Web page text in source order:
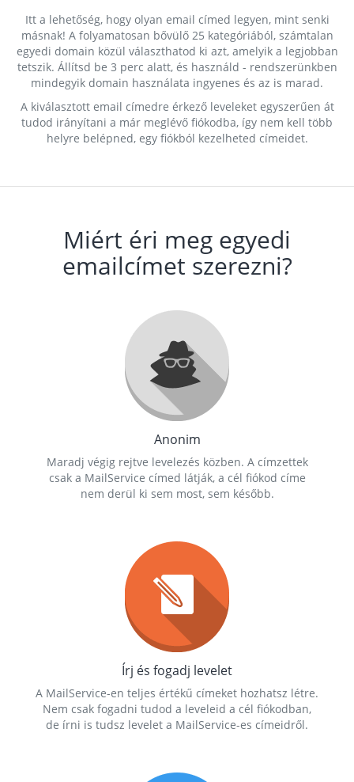
Itt a lehetőség, hogy olyan email címed legyen, mint senki
másnak! A folyamatosan bővülő 25 kategóriából, számtalan
egyedi domain közül választhatod ki azt, amelyik a legjobban
tetszik. Állítsd be 3 perc alatt, és használd - rendszerünkben
mindegyik domain használata ingyenes és az is marad.
A kiválasztott email címedre érkező leveleket egyszerűen át
tudod irányítani a már meglévő fiókodba, így nem kell több
helyre belépned, egy fiókból kezelheted címeidet.
Miért éri meg egyedi
emailcímet szerezni?
Anonim
Maradj végig rejtve levelezés közben. A címzettek
csak a MailService címed látják, a cél fiókod címe
nem derül ki sem most, sem később.
Írj és fogadj levelet
A MailService-en teljes értékű címeket hozhatsz létre.
Nem csak fogadni tudod a leveleid a cél fiókodban,
de írni is tudsz levelet a MailService-es címeidről.